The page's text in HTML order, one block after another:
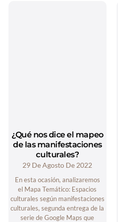
¿Qué nos dice el mapeo
de las manifestaciones
culturales?
29 De Agosto De 2022
En esta ocasión, analizaremos
el Mapa Temático: Espacios
culturales según manifestaciones
culturales, segunda entrega de la
serie de Google Maps que